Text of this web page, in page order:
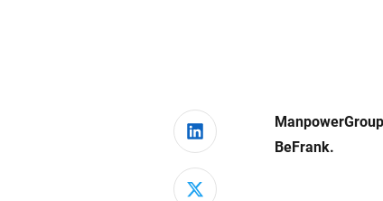
BeFrank.
Deel via LinkedIn
Deel via X